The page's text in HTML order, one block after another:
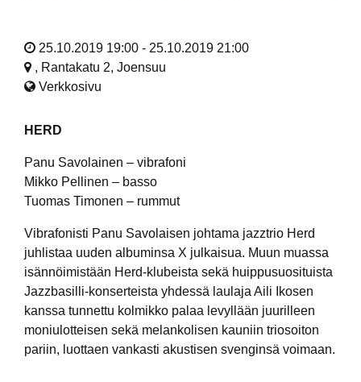
25.10.2019 19:00 - 25.10.2019 21:00
, Rantakatu 2, Joensuu
Verkkosivu
HERD
Panu Savolainen – vibrafoni
Mikko Pellinen – basso
Tuomas Timonen – rummut
Vibrafonisti Panu Savolaisen johtama jazztrio Herd
juhlistaa uuden albuminsa X julkaisua. Muun muassa
isännöimistään Herd-klubeista sekä huippusuosituista
Jazzbasilli-konserteista yhdessä laulaja Aili Ikosen
kanssa tunnettu kolmikko palaa levyllään juurilleen
moniulotteisen sekä melankolisen kauniin triosoiton
pariin, luottaen vankasti akustisen svenginsä voimaan.